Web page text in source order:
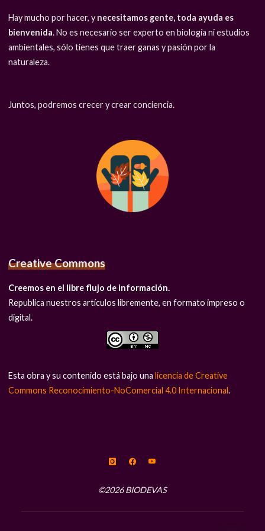
Hay mucho por hacer, y necesitamos gente, toda ayuda es
bienvenida. No es necesario ser experto en biología ni estudios
ambientales, sólo tienes que traer ganas y pasión por la
naturaleza.
Juntos, podremos crecer y crear conciencia.
Creative Commons
Creemos en el libre flujo de información.
Republica nuestros artículos libremente, en formato impreso o
digital.
Esta obra y su contenido está bajo unalicencia de Creative
Commons Reconocimiento-NoComercial 4.0 Internacional.
©2026 BIODEVAS